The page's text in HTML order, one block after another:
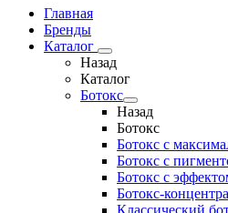
Главная
Бренды
Каталог
Назад
Каталог
Ботокс
Назад
Ботокс
Ботокс с
Ботокс с
Ботокс с
Ботокс-
Классический